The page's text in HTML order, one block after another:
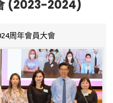
(2023-2024)
周年會員大會